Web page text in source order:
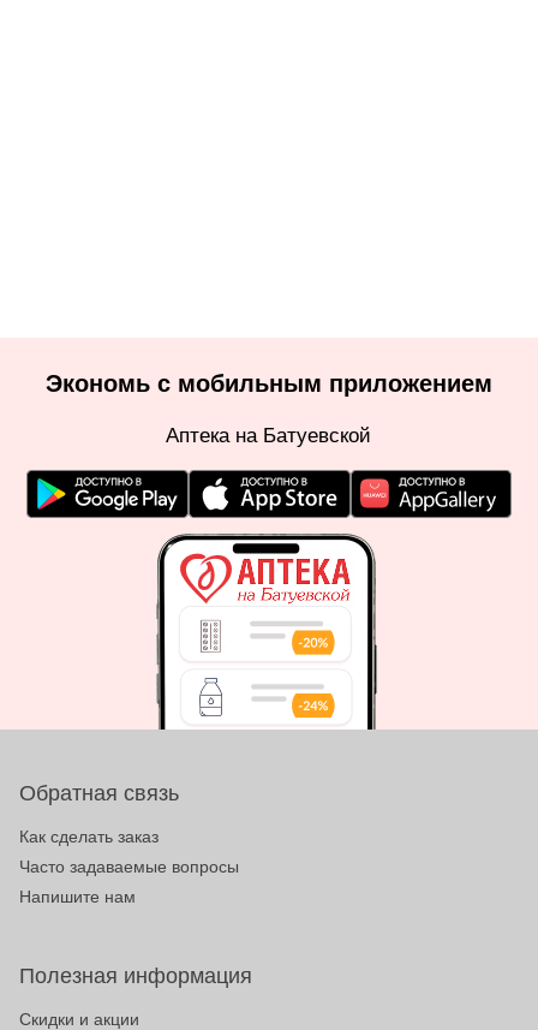
Экономь с мобильным приложением
Аптека на Батуевской
Обратная связь
Как сделать заказ
Часто задаваемые вопросы
Напишите нам
Полезная информация
Скидки и акции